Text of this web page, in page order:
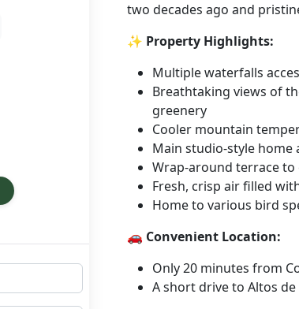
two decades ago and
✨ Property Highlights:
Multiple waterfalls
Breathtaking views of
greenery
Cooler mountain
Main studio-style home
Wrap-around terrace
Fresh, crisp air filled
Home to various bird
🚗 Convenient Location:
Only 20 minutes from
A short drive to Altos